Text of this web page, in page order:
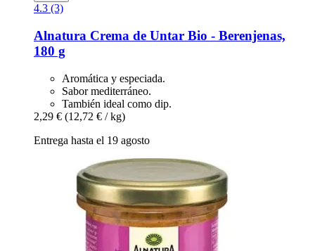
4.3 (3)
Alnatura Crema de Untar Bio -​ Berenjenas,
180 g
Aromática y especiada.
Sabor mediterráneo.
También ideal como dip.
2,29 € (12,72 € / kg)
Entrega hasta el 19 agosto